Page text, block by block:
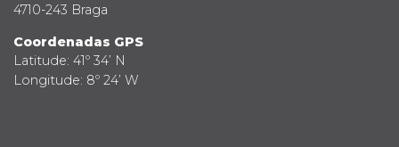
4710-243 Braga
Coordenadas GPS
Latitude: 41º 34’ N
Longitude: 8º 24’ W